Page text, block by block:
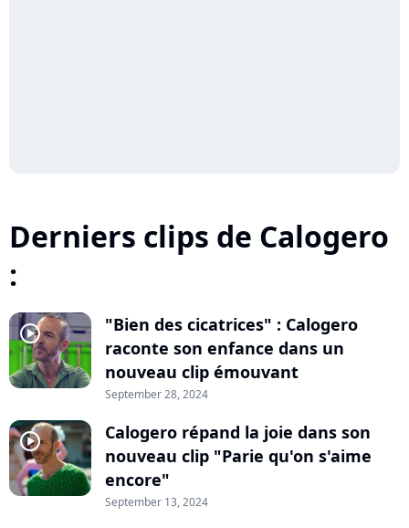
Derniers clips de Calogero
:
player2
"Bien des cicatrices" : Calogero
raconte son enfance dans un
nouveau clip émouvant
September 28, 2024
player2
Calogero répand la joie dans son
nouveau clip "Parie qu'on s'aime
encore"
September 13, 2024